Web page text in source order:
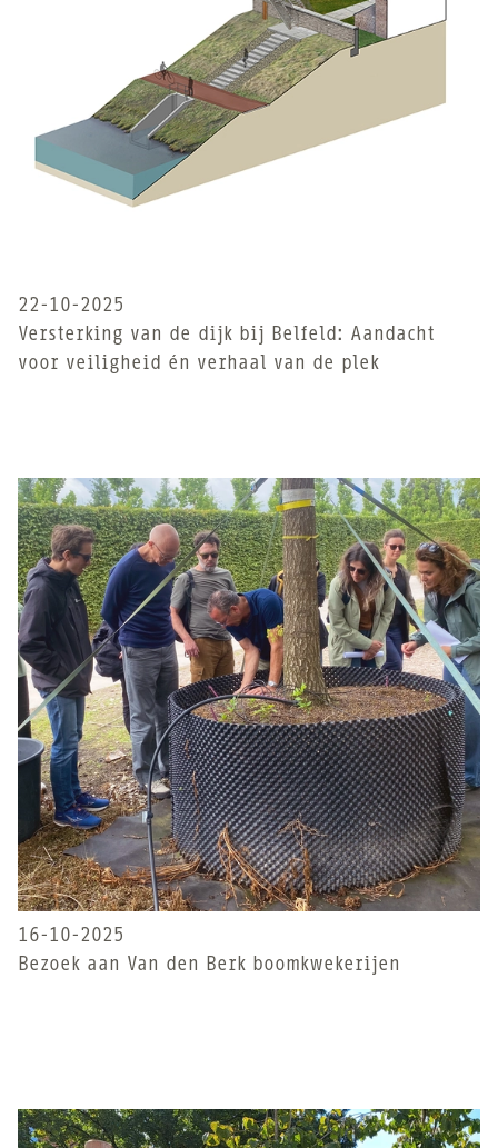
22-10-2025
Versterking van de dijk bij Belfeld: Aandacht
voor veiligheid én verhaal van de plek
16-10-2025
Bezoek aan Van den Berk boomkwekerijen